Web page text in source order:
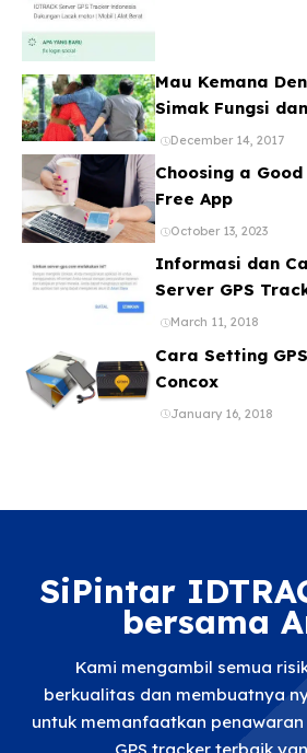
Mau Kemana
Simak Fungsi
Mobil
December 14, 2017
Choosing a
Free App
October 13, 2023
Informasi dan
Server GPS
ataupun Aplikasi
March 11, 2018
Cara Setting
Concox
January 16, 2018
SiPintar
bersama
Kami mengambil semua
berkualitas dan membuatnya
untuk memanfaatkan